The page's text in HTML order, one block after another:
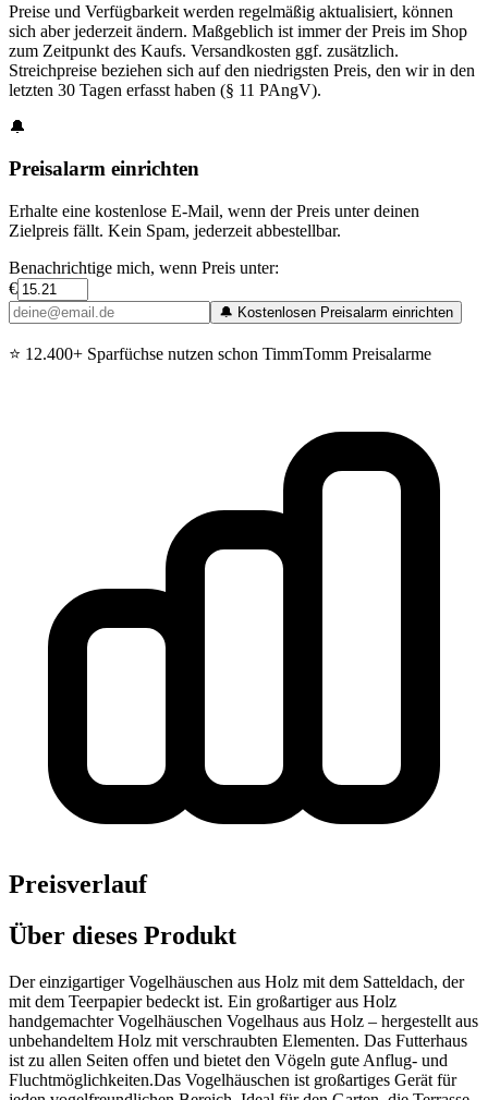
Preise und Verfügbarkeit werden regelmäßig aktualisiert, können
sich aber jederzeit ändern. Maßgeblich ist immer der Preis im Shop
zum Zeitpunkt des Kaufs. Versandkosten ggf. zusätzlich.
Streichpreise beziehen sich auf den niedrigsten Preis, den wir in den
letzten 30 Tagen erfasst haben (§ 11 PAngV).
🔔
Preisalarm einrichten
Erhalte eine kostenlose E-Mail, wenn der Preis unter deinen
Zielpreis fällt. Kein Spam, jederzeit abbestellbar.
Benachrichtige mich, wenn Preis unter:
€
🔔 Kostenlosen Preisalarm einrichten
⭐ 12.400+ Sparfüchse nutzen schon TimmTomm Preisalarme
Preisverlauf
Über dieses Produkt
Der einzigartiger Vogelhäuschen aus Holz mit dem Satteldach, der
mit dem Teerpapier bedeckt ist. Ein großartiger aus Holz
handgemachter Vogelhäuschen Vogelhaus aus Holz – hergestellt aus
unbehandeltem Holz mit verschraubten Elementen. Das Futterhaus
ist zu allen Seiten offen und bietet den Vögeln gute Anflug- und
Fluchtmöglichkeiten.Das Vogelhäuschen ist großartiges Gerät für